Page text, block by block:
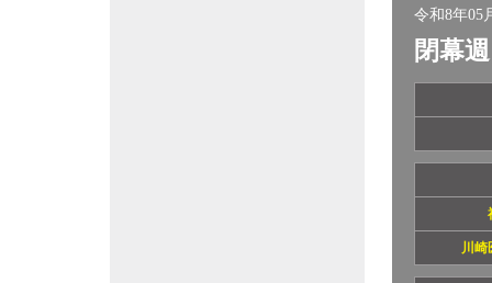
令和8年05
閉幕
川崎